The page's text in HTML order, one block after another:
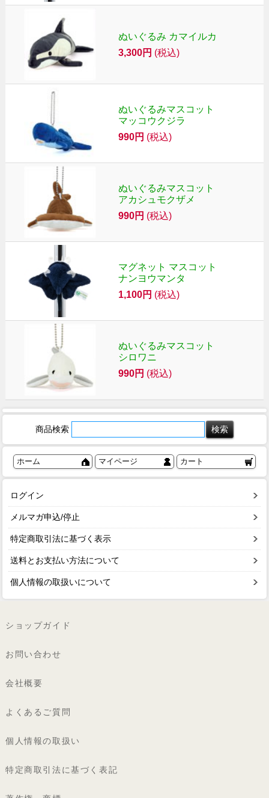
ぬいぐるみ カマイルカ
3,300円 (税込)
ぬいぐるみマスコット
マッコウクジラ
990円 (税込)
ぬいぐるみマスコット
アカシュモクザメ
990円 (税込)
マグネット マスコット
ナンヨウマンタ
1,100円 (税込)
ぬいぐるみマスコット
シロワニ
990円 (税込)
商品検索
ホーム マイページ カート
ログイン
メルマガ申込/停止
特定商取引法に基づく表示
送料とお支払い方法について
個人情報の取扱いについて
ショップガイド
お問い合わせ
会社概要
よくあるご質問
個人情報の取扱い
特定商取引法に基づく表記